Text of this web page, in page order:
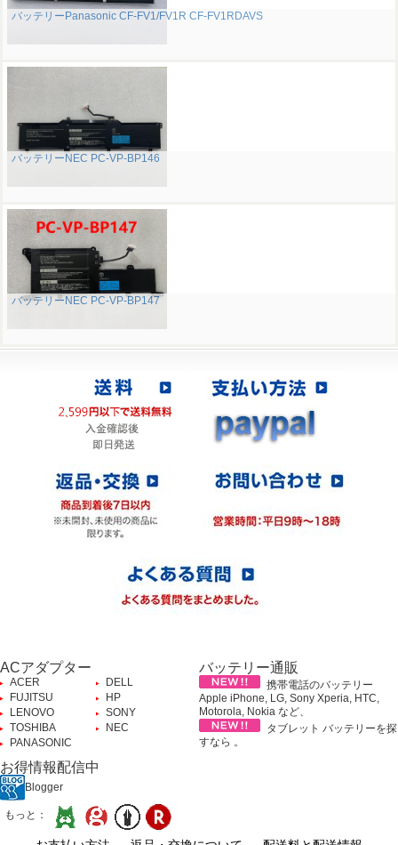
バッテリーPanasonic CF-FV1/FV1R CF-FV1RDAVS
バッテリーNEC PC-VP-BP146
バッテリーNEC PC-VP-BP147
ACアダプター
ACER
DELL
FUJITSU
HP
LENOVO
SONY
TOSHIBA
NEC
PANASONIC
バッテリー通販
携帯電話のバッテリー
Apple iPhone, LG, Sony Xperia, HTC,
Motorola, Nokia など、
タブレット バッテリーを探
すなら 。
お得情報配信中
Blogger
もっと：